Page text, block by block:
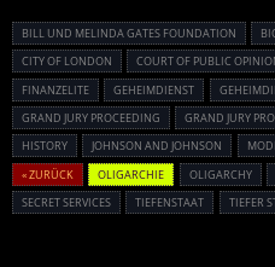
BILL UND MELINDA GATES FOUNDATION
CITY OF LONDON
COURT OF PUBLIC
FINANZELITE
GEHEIMDIENST
GRAND JURY PROCEEDING
GRAND JURY
HISTORY
JOHNSON AND JOHNSON
« ZURÜCK
OLIGARCHIE OLIGARCHY
SECRET SERVICES
TIEFENSTAAT TIEFER